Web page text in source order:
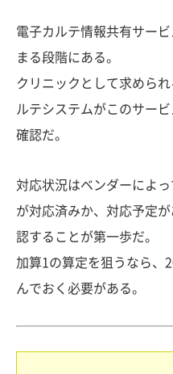
電子カルテ情報共有サー
まる段階にある。
クリニックとして求めら
ルテシステムがこのサー
確認だ。
対応状況はベンダーによ
が対応済みか、対応予定
認することが第一歩だ。
加算1の算定を狙うなら、
んでおく必要がある。